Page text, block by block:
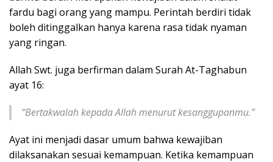
fardu bagi orang yang mampu. Perintah berdiri tidak
boleh ditinggalkan hanya karena rasa tidak nyaman
yang ringan.
Allah Swt. juga berfirman dalam Surah At-Taghabun
ayat 16:
“Bertakwalah kepada Allah menurut kesanggupanmu.”
Ayat ini menjadi dasar umum bahwa kewajiban
dilaksanakan sesuai kemampuan. Ketika kemampuan